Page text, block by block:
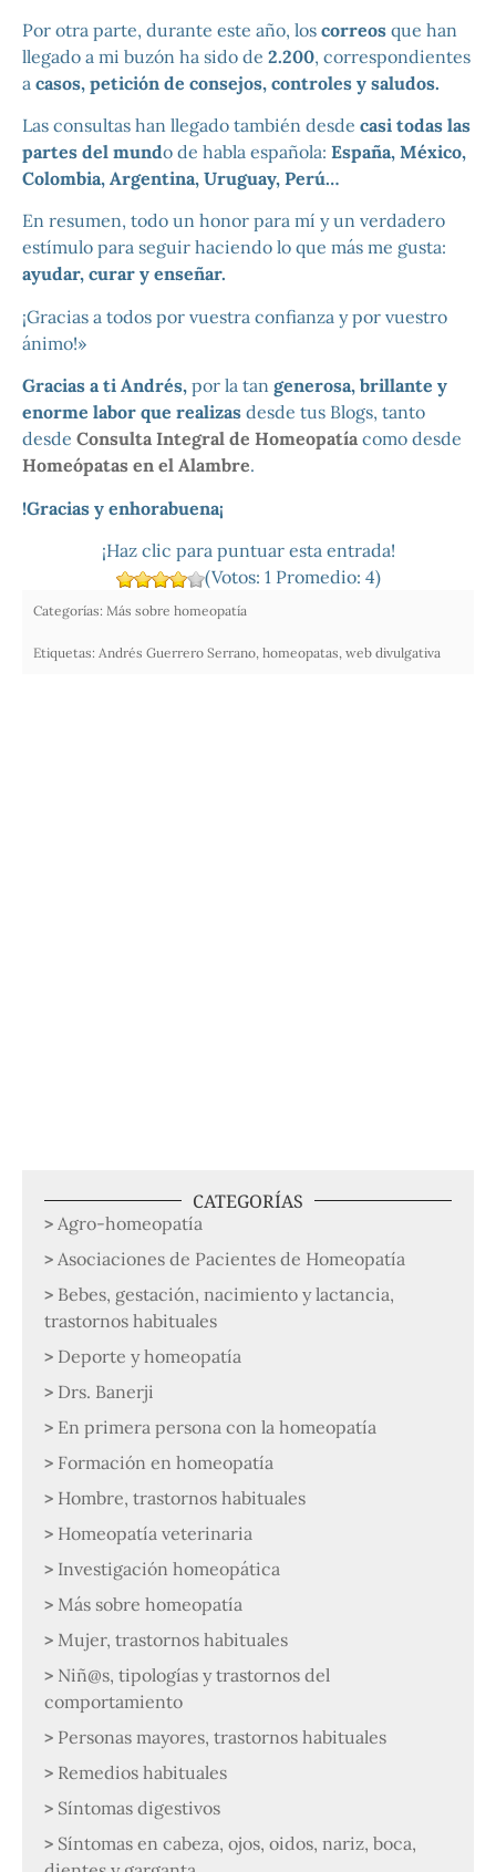
CATEGORÍAS
Agro-homeopatía
Asociaciones de Pacientes de Homeopatía
Bebes, gestación, nacimiento y lactancia,
trastornos habituales
Deporte y homeopatía
Drs. Banerji
En primera persona con la homeopatía
Formación en homeopatía
Hombre, trastornos habituales
Homeopatía veterinaria
Investigación homeopática
Más sobre homeopatía
Mujer, trastornos habituales
Niñ@s, tipologías y trastornos del
comportamiento
Personas mayores, trastornos habituales
Remedios habituales
Síntomas digestivos
Síntomas en cabeza, ojos, oidos, nariz, boca,
Por otra parte, durante este año, los correos que han
llegado a mi buzón ha sido de 2.200, correspondientes
a casos, petición de consejos, controles y saludos.
Las consultas han llegado también desde casi todas las
partes del mundo de habla española: España, México,
Colombia, Argentina, Uruguay, Perú…
En resumen, todo un honor para mí y un verdadero
estímulo para seguir haciendo lo que más me gusta:
ayudar, curar y enseñar.
¡Gracias a todos por vuestra confianza y por vuestro
ánimo!»
Gracias a ti Andrés, por la tan generosa, brillante y
enorme labor que realizas desde tus Blogs, tanto
desde Consulta Integral de Homeopatía como desde
Homeópatas en el Alambre.
!Gracias y enhorabuena¡
¡Haz clic para puntuar esta entrada!
(Votos: 1 Promedio: 4)
Categorías: Más sobre homeopatía
Etiquetas: Andrés Guerrero Serrano homeopatas web divulgativa